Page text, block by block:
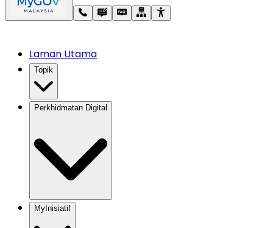
Laman Utama
Topik
Perkhidmatan Digital
MyInisiatif